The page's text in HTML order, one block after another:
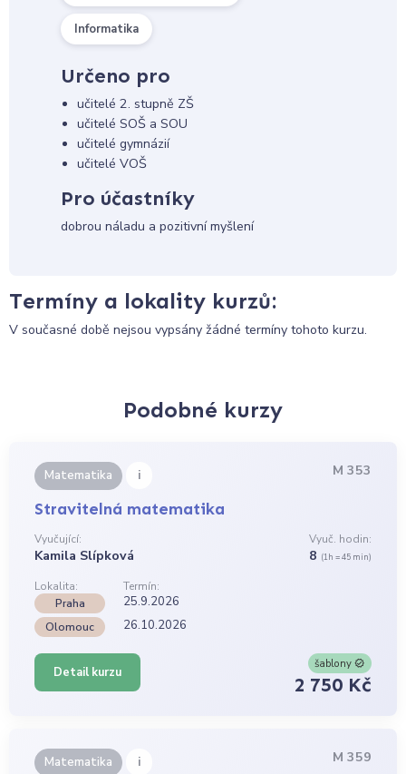
Informatika
Určeno pro
učitelé 2. stupně ZŠ
učitelé SOŠ a SOU
učitelé gymnázií
učitelé VOŠ
Pro účastníky
dobrou náladu a pozitivní myšlení
Termíny a lokality kurzů:
V současné době nejsou vypsány žádné termíny tohoto kurzu.
Podobné kurzy
Matematika i M 353
Stravitelná matematika
Vyučující:
Kamila Slípková
Vyuč. hodin:
8 (1h = 45 min)
Lokalita:
Termín:
Praha
25.9.2026
Olomouc 26.10.2026
Detail kurzu
šablony
2 750 Kč
Matematika i M 359